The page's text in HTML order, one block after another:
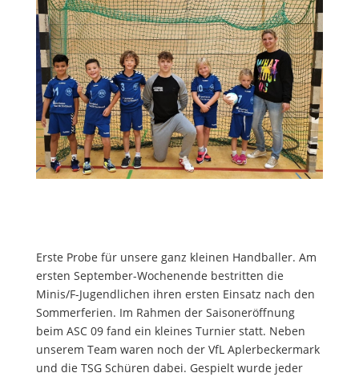
Erste Probe für unsere ganz kleinen Handballer. Am
ersten September-Wochenende bestritten die
Minis/F-Jugendlichen ihren ersten Einsatz nach den
Sommerferien. Im Rahmen der Saisoneröﬀnung
beim ASC 09 fand ein kleines Turnier statt. Neben
unserem Team waren noch der VfL Aplerbeckermark
und die TSG Schüren dabei. Gespielt wurde jeder